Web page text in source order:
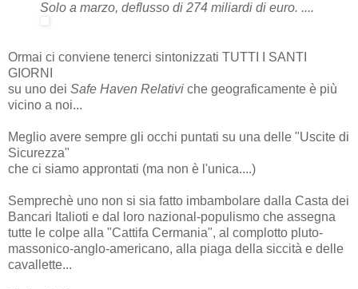
Solo a marzo, deflusso di 274 miliardi di euro. ....
Ormai ci conviene tenerci sintonizzati TUTTI I SANTI
GIORNI
su uno dei Safe Haven Relativi che geograficamente è più
vicino a noi...
Meglio avere sempre gli occhi puntati su una delle "Uscite di
Sicurezza"
che ci siamo approntati (ma non è l'unica....)
Semprechè uno non si sia fatto imbambolare dalla Casta dei
Bancari Italioti e dal loro nazional-populismo che assegna
tutte le colpe alla "Cattifa Cermania", al complotto pluto-
massonico-anglo-americano, alla piaga della siccità e delle
cavallette...